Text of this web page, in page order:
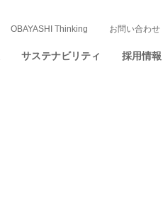
サステナビリティ 採用情報
OBAYASHI Thinking お問い合わせ